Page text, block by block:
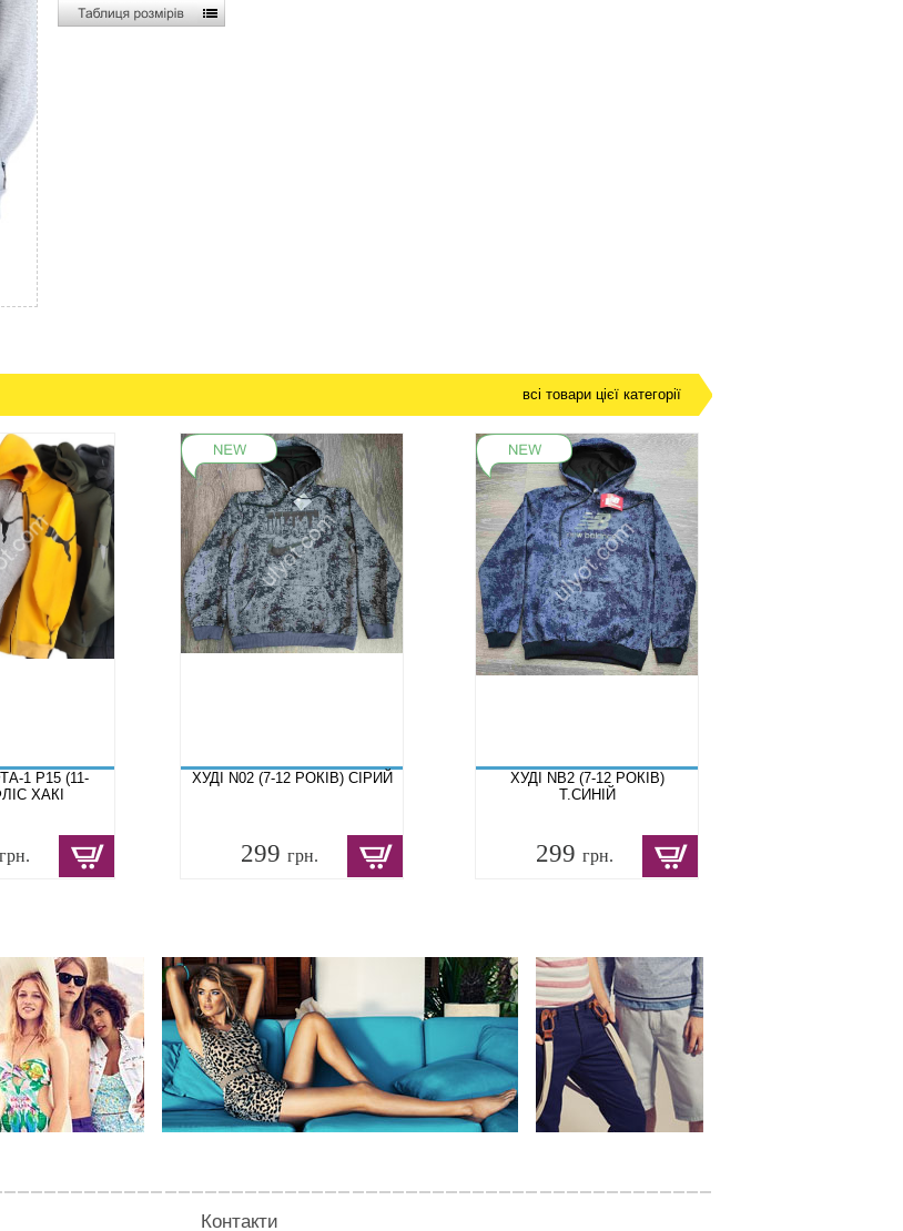
всі товари цієї категорії
1 P15 (11-
ХАКІ
грн.
ХУДІ N02 (7-12 РОКІВ) СІРИЙ
299 грн.
ХУДІ NB2 (7-12 РОКІВ)
Т.СИНІЙ
299 грн.
Контакти